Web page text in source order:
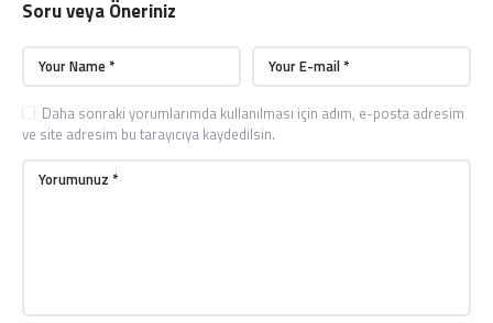
Soru veya Öneriniz
Daha sonraki yorumlarımda kullanılması için adım, e-posta adresim
ve site adresim bu tarayıcıya kaydedilsin.